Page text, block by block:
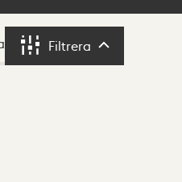
Filtrera Filtrera